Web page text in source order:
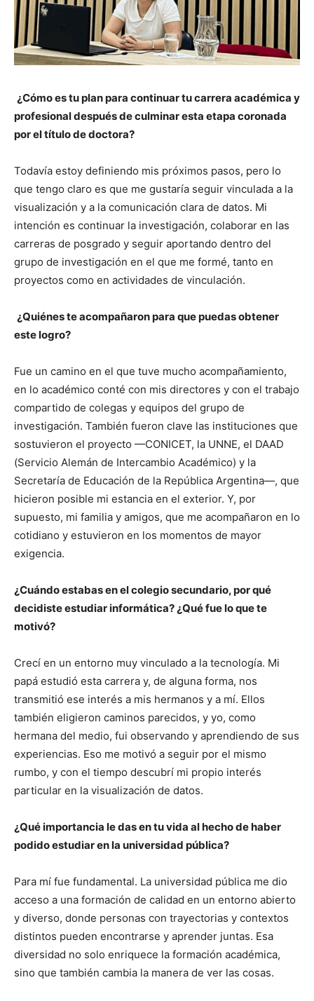
¿Cómo es tu plan para continuar tu carrera académica y
profesional después de culminar esta etapa coronada
por el título de doctora?
Todavía estoy definiendo mis próximos pasos, pero lo
que tengo claro es que me gustaría seguir vinculada a la
visualización y a la comunicación clara de datos. Mi
intención es continuar la investigación, colaborar en las
carreras de posgrado y seguir aportando dentro del
grupo de investigación en el que me formé, tanto en
proyectos como en actividades de vinculación.
¿Quiénes te acompañaron para que puedas obtener
este logro?
Fue un camino en el que tuve mucho acompañamiento,
en lo académico conté con mis directores y con el trabajo
compartido de colegas y equipos del grupo de
investigación. También fueron clave las instituciones que
sostuvieron el proyecto —CONICET, la UNNE, el DAAD
(Servicio Alemán de Intercambio Académico) y la
Secretaría de Educación de la República Argentina—, que
hicieron posible mi estancia en el exterior. Y, por
supuesto, mi familia y amigos, que me acompañaron en lo
cotidiano y estuvieron en los momentos de mayor
exigencia.
¿Cuándo estabas en el colegio secundario, por qué
decidiste estudiar informática? ¿Qué fue lo que te
motivó?
Crecí en un entorno muy vinculado a la tecnología. Mi
papá estudió esta carrera y, de alguna forma, nos
transmitió ese interés a mis hermanos y a mí. Ellos
también eligieron caminos parecidos, y yo, como
hermana del medio, fui observando y aprendiendo de sus
experiencias. Eso me motivó a seguir por el mismo
rumbo, y con el tiempo descubrí mi propio interés
particular en la visualización de datos.
¿Qué importancia le das en tu vida al hecho de haber
podido estudiar en la universidad pública?
Para mí fue fundamental. La universidad pública me dio
acceso a una formación de calidad en un entorno abierto
y diverso, donde personas con trayectorias y contextos
distintos pueden encontrarse y aprender juntas. Esa
diversidad no solo enriquece la formación académica,
sino que también cambia la manera de ver las cosas.